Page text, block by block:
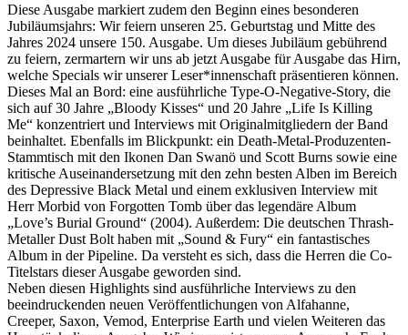
Diese Ausgabe markiert zudem den Beginn eines besonderen
Jubiläumsjahrs: Wir feiern unseren 25. Geburtstag und Mitte des
Jahres 2024 unsere 150. Ausgabe. Um dieses Jubiläum gebührend
zu feiern, zermartern wir uns ab jetzt Ausgabe für Ausgabe das Hirn,
welche Specials wir unserer Leser*innenschaft präsentieren können.
Dieses Mal an Bord: eine ausführliche Type-O-Negative-Story, die
sich auf 30 Jahre „Bloody Kisses“ und 20 Jahre „Life Is Killing
Me“ konzentriert und Interviews mit Originalmitgliedern der Band
beinhaltet. Ebenfalls im Blickpunkt: ein Death-Metal-Produzenten-
Stammtisch mit den Ikonen Dan Swanö und Scott Burns sowie eine
kritische Auseinandersetzung mit den zehn besten Alben im Bereich
des Depressive Black Metal und einem exklusiven Interview mit
Herr Morbid von Forgotten Tomb über das legendäre Album
„Love’s Burial Ground“ (2004). Außerdem: Die deutschen Thrash-
Metaller Dust Bolt haben mit „Sound & Fury“ ein fantastisches
Album in der Pipeline. Da versteht es sich, dass die Herren die Co-
Titelstars dieser Ausgabe geworden sind.
Neben diesen Highlights sind ausführliche Interviews zu den
beeindruckenden neuen Veröffentlichungen von Alfahanne,
Creeper, Saxon, Vemod, Enterprise Earth und vielen Weiteren das